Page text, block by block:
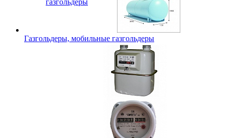
газгольдеры
Газгольдеры, мобильные газгольдеры